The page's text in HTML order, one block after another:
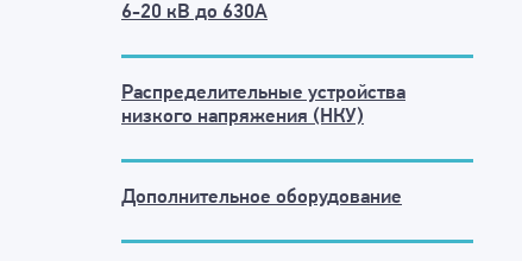
6-20 кВ до 630А
Распределительные устройства
низкого напряжения (НКУ)
Дополнительное оборудование